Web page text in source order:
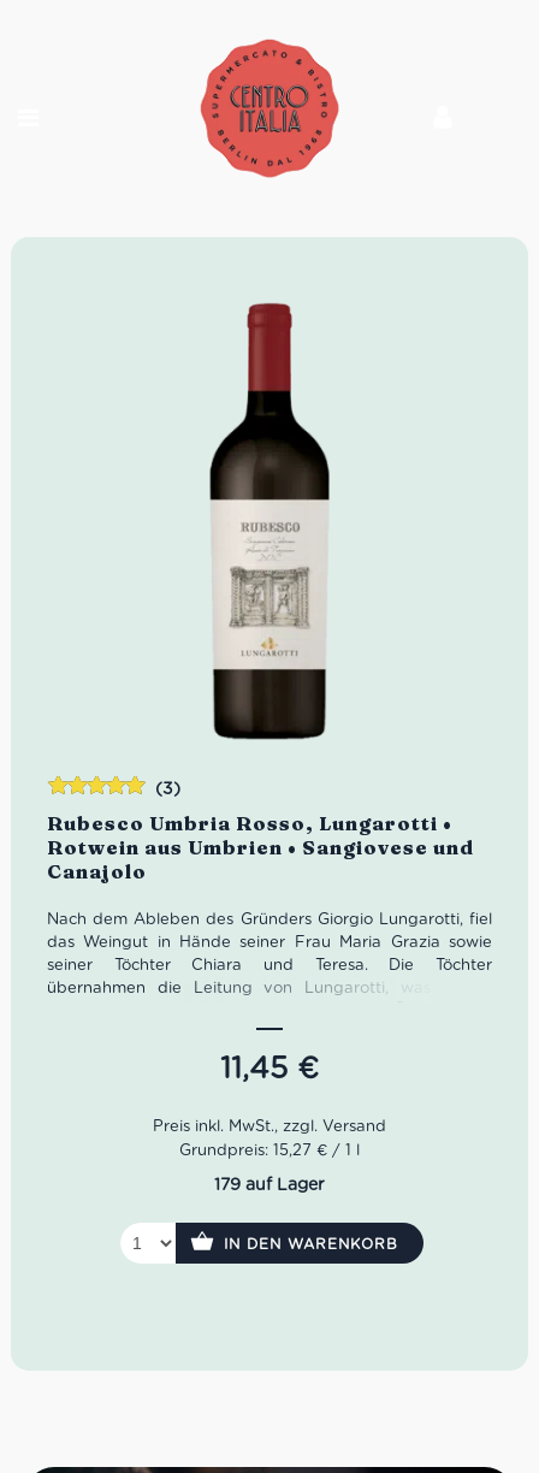
Rubesco Umbria Rosso, Lungarotti •
Rotwein aus Umbrien • Sangiovese und
Canajolo
(3)
Nach dem Ableben des Gründers Giorgio Lungarotti, fiel
das Weingut in Hände seiner Frau Maria Grazia sowie
seiner Töchter Chiara und Teresa. Die Töchter
übernahmen die Leitung von Lungarotti, was Teresa
Der Rubesco Umbria Rosso von der beliebten Kellerei
violetten Nuancen ins Glas. Der Rubesco Umbria ist im
Geschmack herrlich konzentriert, fruchtig, ausgewogen
Farbe: Rubinrot, violette Nuancen
Geruch: süßer Tabak, Pfeffer, Zimt, Blaubeere
11,45 €
Bewertet
mit5.00von
5
Grundpreis: 15,27 € / 1 l
179 auf Lager
IN DEN WARENKORB